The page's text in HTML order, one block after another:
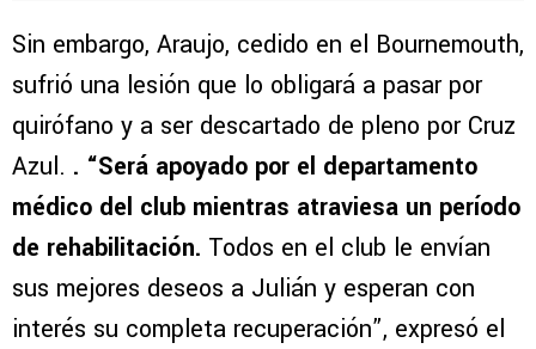
Sin embargo, Araujo, cedido en el Bournemouth,
sufrió una lesión que lo obligará a pasar por
quirófano y a ser descartado de pleno por Cruz
Azul. . “Será apoyado por el departamento
médico del club mientras atraviesa un período
de rehabilitación. Todos en el club le envían
sus mejores deseos a Julián y esperan con
interés su completa recuperación”, expresó el